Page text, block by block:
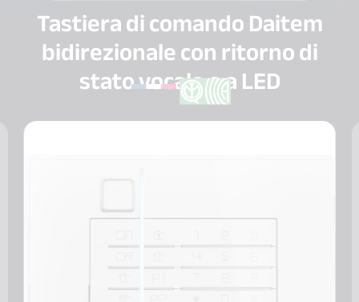
Tastiera di comando Daitem
bidirezionale con ritorno di
stato vocale e a LED